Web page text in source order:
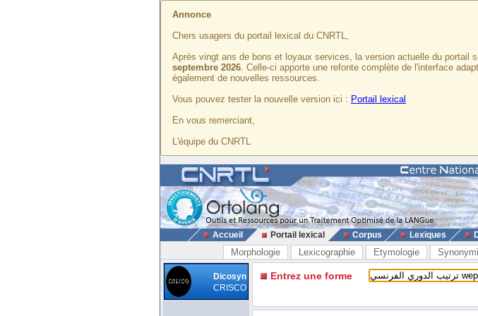
Annonce
Chers usagers du portail lexical du CNRTL,
Après vingt ans de bons et loyaux services, la version actuelle du portail
septembre 2026. Celle-ci apporte une refonte complète de l'interface
également de nouvelles ressources.
Vous pouvez tester la nouvelle version ici : Portail lexical
En vous remerciant,
L'équipe du CNRTL
Accueil Portail lexical Corpus Lexiques
Morphologie Lexicographie Etymologie
Dicosyn
CRISCO
Entrez une forme